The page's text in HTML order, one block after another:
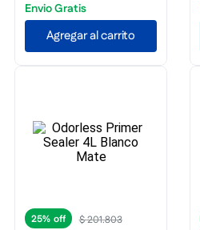
Envio Gratis
Agregar al carrito
25% $201.803